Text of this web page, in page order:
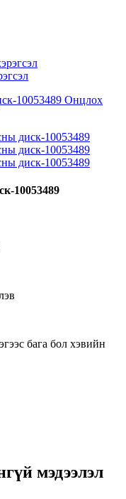
10053489
бага бол хэвийн
мэдээлэл